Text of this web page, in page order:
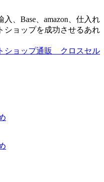
、Base、amazon、仕入れ
ショップを成功させるあれ